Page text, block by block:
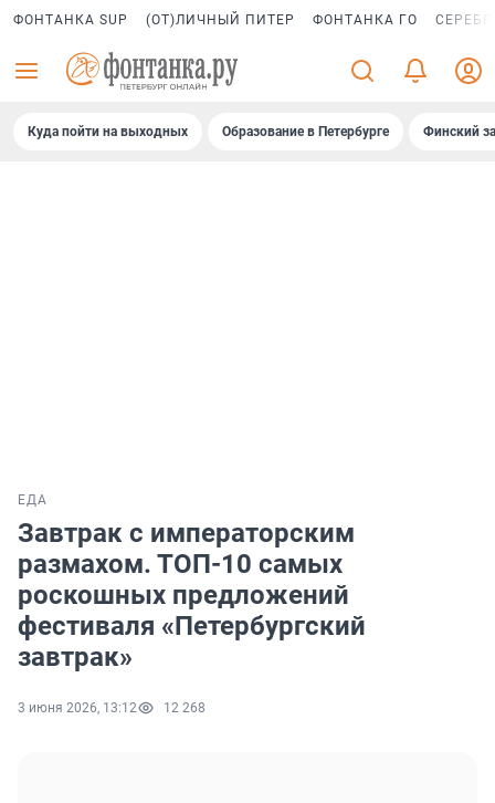
ФОНТАНКА SUP (ОТ)ЛИЧНЫЙ ПИТЕР ФОНТАНКА ГО
Куда пойти на выходных Образование в Петербурге Финский
ЕДА
Завтрак с императорским
размахом. ТОП-10 самых
роскошных предложений
фестиваля «Петербургский
завтрак»
3 июня 2026, 13:12 12 268